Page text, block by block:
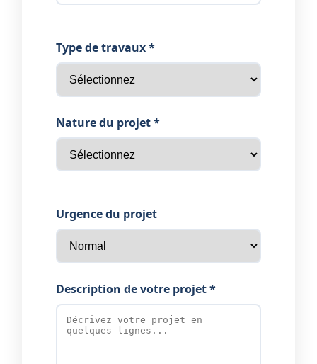
Type de travaux *
Nature du projet *
Urgence du projet
Description de votre projet *